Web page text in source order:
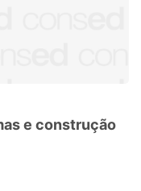
e construção